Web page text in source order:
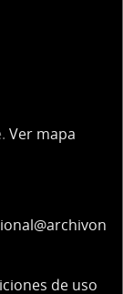
Ver mapa
de uso